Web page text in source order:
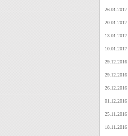
26.01.2017
20.01.2017
13.01.2017
10.01.2017
29.12.2016
29.12.2016
26.12.2016
01.12.2016
25.11.2016
18.11.2016